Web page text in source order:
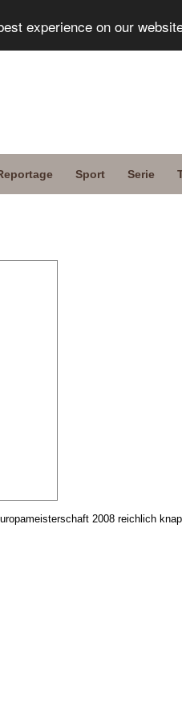
experience on our
Sport Serie
2008 reichlich